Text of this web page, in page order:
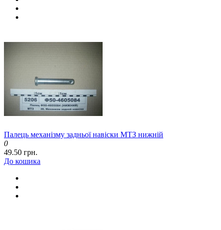
Палець механізму задньої навіски МТЗ нижній
0
49.50 грн.
До кошика